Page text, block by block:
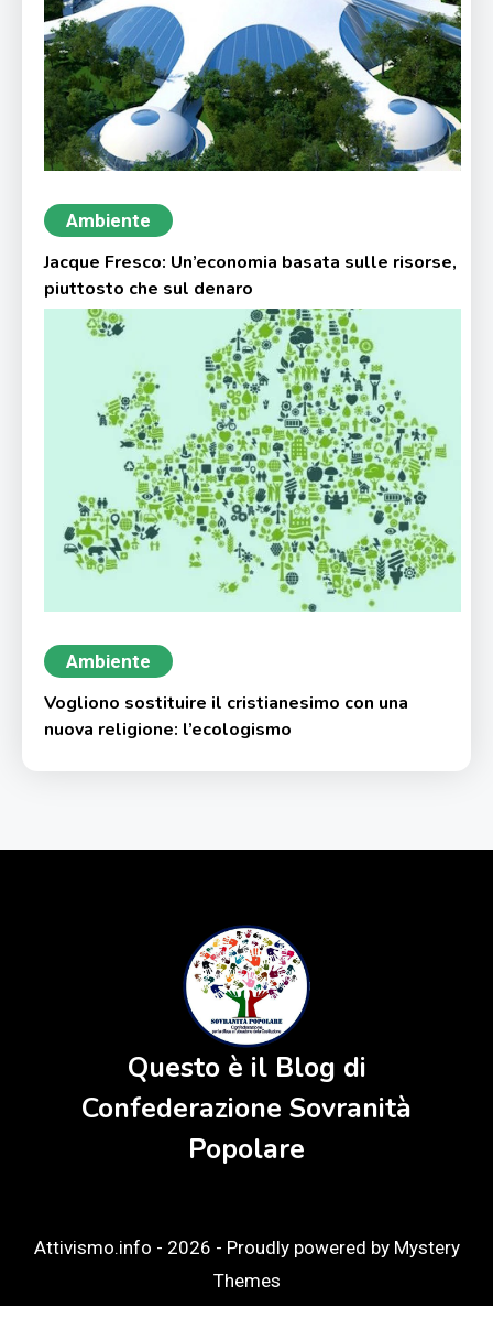
Ambiente
Jacque Fresco: Un’economia basata sulle risorse,
piuttosto che sul denaro
Ambiente
Vogliono sostituire il cristianesimo con una
nuova religione: l’ecologismo
Questo è il Blog di
Confederazione Sovranità
Popolare
Attivismo.info - 2026 - Proudly powered by Mystery
Themes